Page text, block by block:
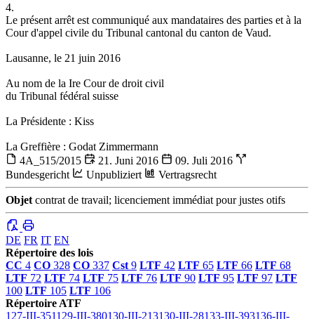
4.
Le présent arrêt est communiqué aux mandataires des parties et à la
Cour d'appel civile du Tribunal cantonal du canton de Vaud.
Lausanne, le 21 juin 2016
Au nom de la Ire Cour de droit civil
du Tribunal fédéral suisse
La Présidente : Kiss
La Greffière : Godat Zimmermann
4A_515/2015
21. Juni 2016
09. Juli 2016
Bundesgericht
Unpubliziert Vertragsrecht
Objet contrat de travail; licenciement immédiat pour justes otifs
DE FR IT EN
Répertoire des lois
CC 4 CO 328 CO 337 Cst 9 LTF 42 LTF 65 LTF 66 LTF 68
LTF 72 LTF 74 LTF 75 LTF 76 LTF 90 LTF 95 LTF 97 LTF
100 LTF 105 LTF 106
Répertoire ATF
127-III-351129-III-380130-III-213130-III-28133-III-393136-III-